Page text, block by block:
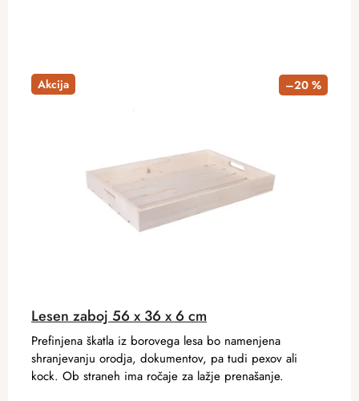
Akcija –20 %
Lesen zaboj 56 x 36 x 6 cm
Prefinjena škatla iz borovega lesa bo namenjena
shranjevanju orodja, dokumentov, pa tudi pexov ali
kock. Ob straneh ima ročaje za lažje prenašanje.